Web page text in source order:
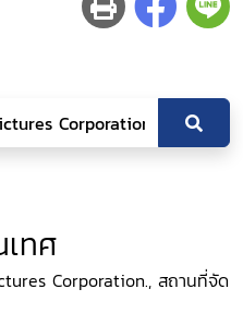
ทศ
Corporation., สถานที่จัด